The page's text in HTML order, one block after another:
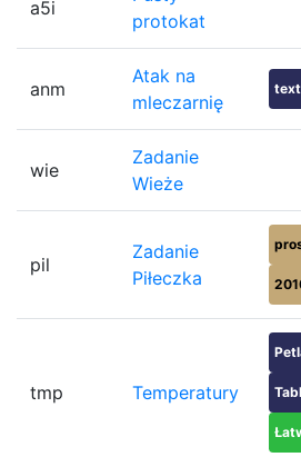
a5i
protokat
anm
Atak na
mleczarnię
text
wie
Zadanie
Wieże
pil
Zadanie
Piłeczka
tmp Temperatury